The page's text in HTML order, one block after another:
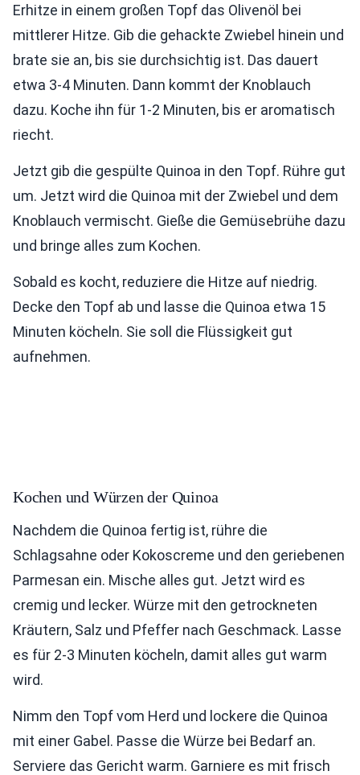
Erhitze in einem großen Topf das Olivenöl bei
mittlerer Hitze. Gib die gehackte Zwiebel hinein und
brate sie an, bis sie durchsichtig ist. Das dauert
etwa 3-4 Minuten. Dann kommt der Knoblauch
dazu. Koche ihn für 1-2 Minuten, bis er aromatisch
riecht.
Jetzt gib die gespülte Quinoa in den Topf. Rühre gut
um. Jetzt wird die Quinoa mit der Zwiebel und dem
Knoblauch vermischt. Gieße die Gemüsebrühe dazu
und bringe alles zum Kochen.
Sobald es kocht, reduziere die Hitze auf niedrig.
Decke den Topf ab und lasse die Quinoa etwa 15
Minuten köcheln. Sie soll die Flüssigkeit gut
aufnehmen.
Kochen und Würzen der Quinoa
Nachdem die Quinoa fertig ist, rühre die
Schlagsahne oder Kokoscreme und den geriebenen
Parmesan ein. Mische alles gut. Jetzt wird es
cremig und lecker. Würze mit den getrockneten
Kräutern, Salz und Pfeffer nach Geschmack. Lasse
es für 2-3 Minuten köcheln, damit alles gut warm
wird.
Nimm den Topf vom Herd und lockere die Quinoa
mit einer Gabel. Passe die Würze bei Bedarf an.
Serviere das Gericht warm. Garniere es mit frisch